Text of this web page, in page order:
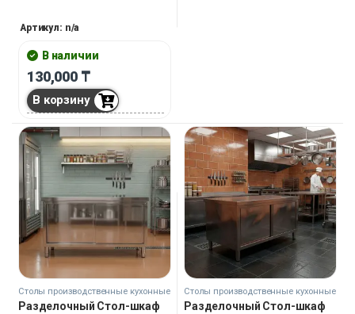
Артикул: n/a
В наличии
130,000 ₸
В корзину
Столы производственные кухонные
Разделочный Стол-шкаф
Столы производственные кухонные
Разделочный Стол-шкаф